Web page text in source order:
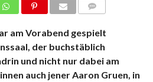
am Vorabend gespielt
der buchstäblich
und nicht nur dabei am
auch jener Aaron Gruen, in